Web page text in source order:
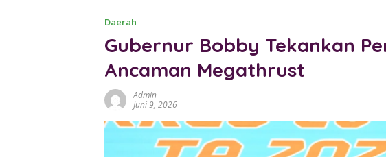
Daerah
Gubernur Bobby Tekankan
Ancaman Megathrust
Admin
Juni 9, 2026